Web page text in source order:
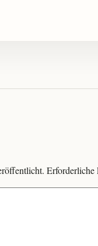
Erforderliche